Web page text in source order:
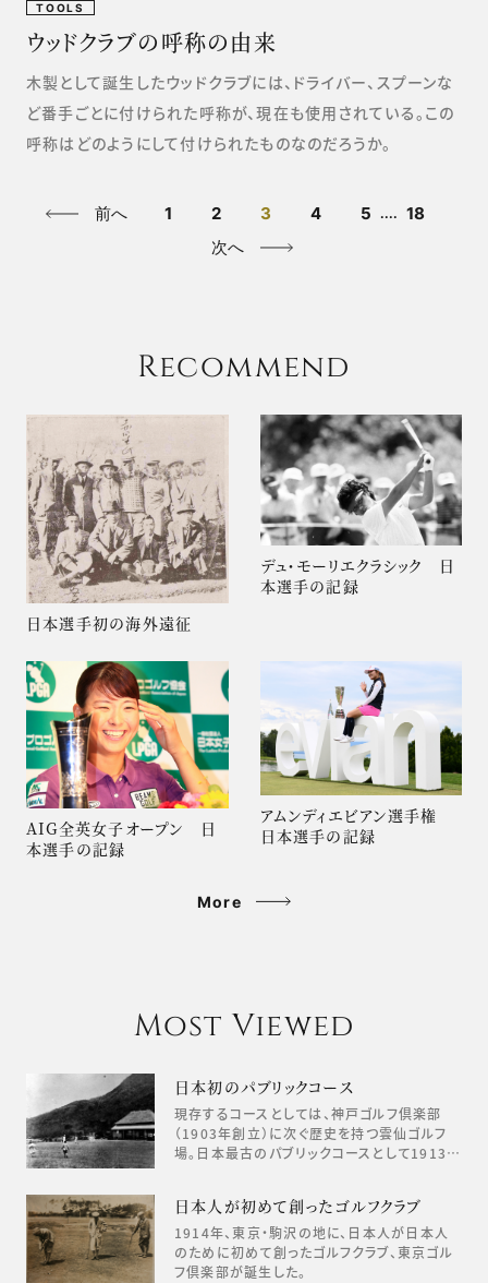
TOOLS
ウッドクラブの呼称の由来
木製として誕生したウッドクラブには、ドライバー、スプーンな
ど番手ごとに付けられた呼称が、現在も使用されている。この
呼称はどのようにして付けられたものなのだろうか。
前へ 1 2 3 4 5 .... 18
次へ
Recommend
日本選手初の海外遠征
デュ・モーリエクラシック 日
本選手の記録
AIG全英女子オープン 日
本選手の記録
アムンディエビアン選手権
日本選手の記録
More
Most Viewed
日本初のパブリックコース
現存するコースとしては、神戸ゴルフ倶楽部
（1903年創立）に次ぐ歴史を持つ雲仙ゴルフ
場。日本最古のパブリックコースとして1913…
日本人が初めて創ったゴルフクラブ
1914年、東京・駒沢の地に、日本人が日本人
のために初めて創ったゴルフクラブ、東京ゴル
フ倶楽部が誕生した。